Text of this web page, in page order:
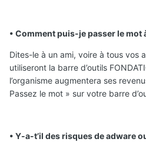
• Comment puis-je passer le mot
Dites-le à un ami, voire à tous vos
utiliseront la barre d’outils
l’organisme augmentera ses
Passez le mot » sur votre barre
• Y-a-t’il des risques de adware